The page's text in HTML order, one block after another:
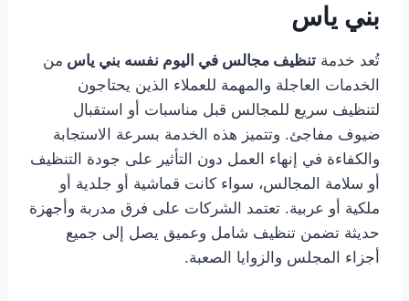
بني ياس
تُعد خدمة تنظيف مجالس في اليوم نفسه بني ياس من
الخدمات العاجلة والمهمة للعملاء الذين يحتاجون
لتنظيف سريع للمجالس قبل مناسبات أو استقبال
ضيوف مفاجئ. وتتميز هذه الخدمة بسرعة الاستجابة
والكفاءة في إنهاء العمل دون التأثير على جودة التنظيف
أو سلامة المجالس، سواء كانت قماشية أو جلدية أو
ملكية أو عربية. تعتمد الشركات على فرق مدربة وأجهزة
حديثة تضمن تنظيف شامل وعميق يصل إلى جميع
أجزاء المجلس والزوايا الصعبة.